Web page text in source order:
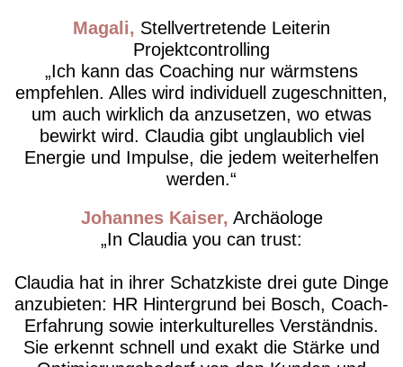
Magali
Stellvertretende Leiterin
Projektcontrolling
Ich kann das Coaching nur wärmstens
empfehlen. Alles wird individuell zugeschnitten,
um auch wirklich da anzusetzen, wo etwas
bewirkt wird. Claudia gibt unglaublich viel
Energie und Impulse, die jedem weiterhelfen
werden.
Johannes Kaiser Archäologe
In Claudia you can trust:
Claudia hat in ihrer Schatzkiste drei gute Dinge
anzubieten: HR Hintergrund bei Bosch, Coach-
Erfahrung sowie interkulturelles Verständnis.
Sie erkennt schnell und exakt die Stärke und